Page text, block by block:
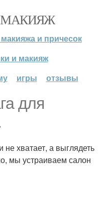
МАКИЯЖ
и причесок
и макияж
игры отзывы
для
не хватает, а выглядеть
мы устраиваем салон